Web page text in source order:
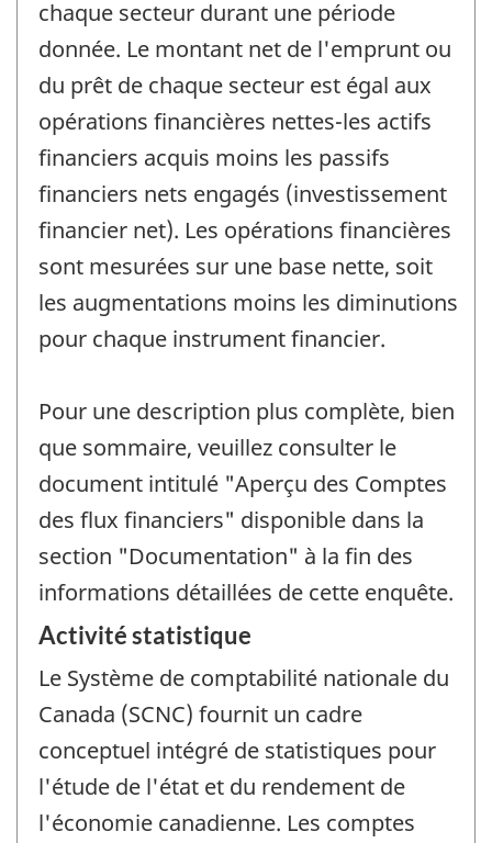
chaque secteur durant une période
donnée. Le montant net de l'emprunt ou
du prêt de chaque secteur est égal aux
opérations financières nettes-les actifs
financiers acquis moins les passifs
financiers nets engagés (investissement
financier net). Les opérations financières
sont mesurées sur une base nette, soit
les augmentations moins les diminutions
pour chaque instrument financier.
Pour une description plus complète, bien
que sommaire, veuillez consulter le
document intitulé "Aperçu des Comptes
des flux financiers" disponible dans la
section "Documentation" à la fin des
informations détaillées de cette enquête.
Activité statistique
Le Système de comptabilité nationale du
Canada (SCNC) fournit un cadre
conceptuel intégré de statistiques pour
l'étude de l'état et du rendement de
l'économie canadienne. Les comptes